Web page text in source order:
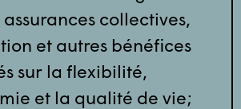
collectives,
et autres bénéfices
sur la flexibilité,
et la qualité de vie;